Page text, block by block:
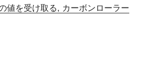
値を受け取る, カーボンローラー